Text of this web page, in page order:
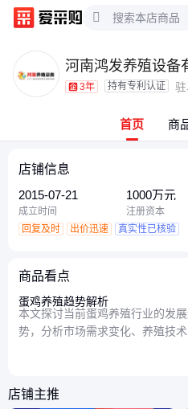
河南鸿发养殖设备
3年 持有专利认证
首页 商
店铺信息
2015-07-21
成立时间
1000万元
注册资本
回复及时
出价迅速 真实性已核验
商品看点
蛋鸡养殖趋势解析
本文探讨当前蛋鸡养殖行业的发
势，分析市场需求变化、养殖技术
店铺主推